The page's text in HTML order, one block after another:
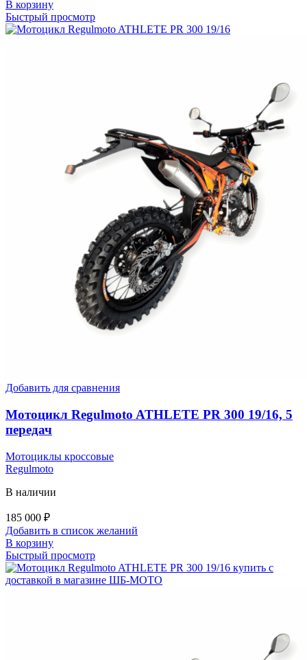
В корзину
Быстрый просмотр
Добавить для сравнения
Мотоцикл Regulmoto ATHLETE PR 300 19/16, 5
передач
Мотоциклы кроссовые
Regulmoto
В наличии
185 000 ₽
Добавить в список желаний
В корзину
Быстрый просмотр